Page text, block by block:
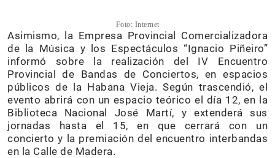
Foto: Internet
Asimismo, la Empresa Provincial Comercializadora
de la Música y los Espectáculos “Ignacio Piñeiro”
informó sobre la realización del IV Encuentro
Provincial de Bandas de Conciertos, en espacios
públicos de la Habana Vieja. Según trascendió, el
evento abrirá con un espacio teórico el día 12, en la
Biblioteca Nacional José Martí, y extenderá sus
jornadas hasta el 15, en que cerrará con un
concierto y la premiación del encuentro interbandas
en la Calle de Madera.